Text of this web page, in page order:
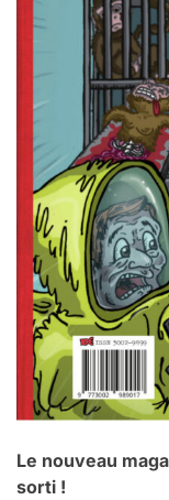
Le nouveau
sorti !